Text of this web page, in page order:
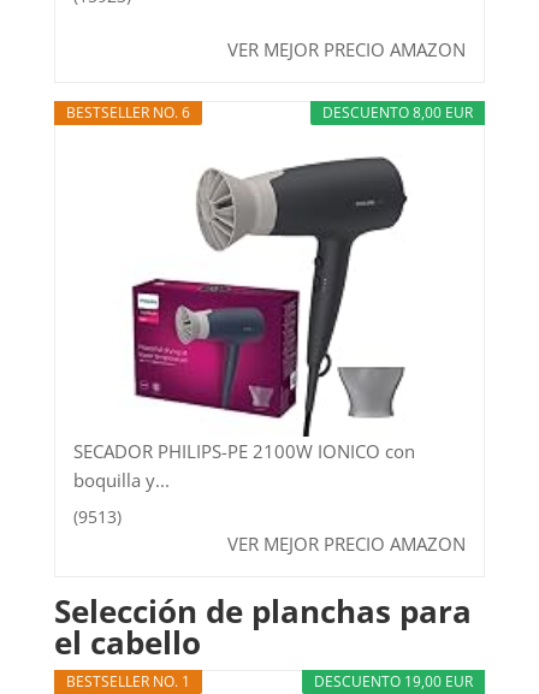
VER MEJOR PRECIO AMAZON
DESCUENTO 8,00 EUR
BESTSELLER NO. 6
SECADOR PHILIPS-PE 2100W IONICO con
boquilla y...
(9513)
VER MEJOR PRECIO AMAZON
Selección de planchas para
el cabello
DESCUENTO 19,00 EUR
BESTSELLER NO. 1